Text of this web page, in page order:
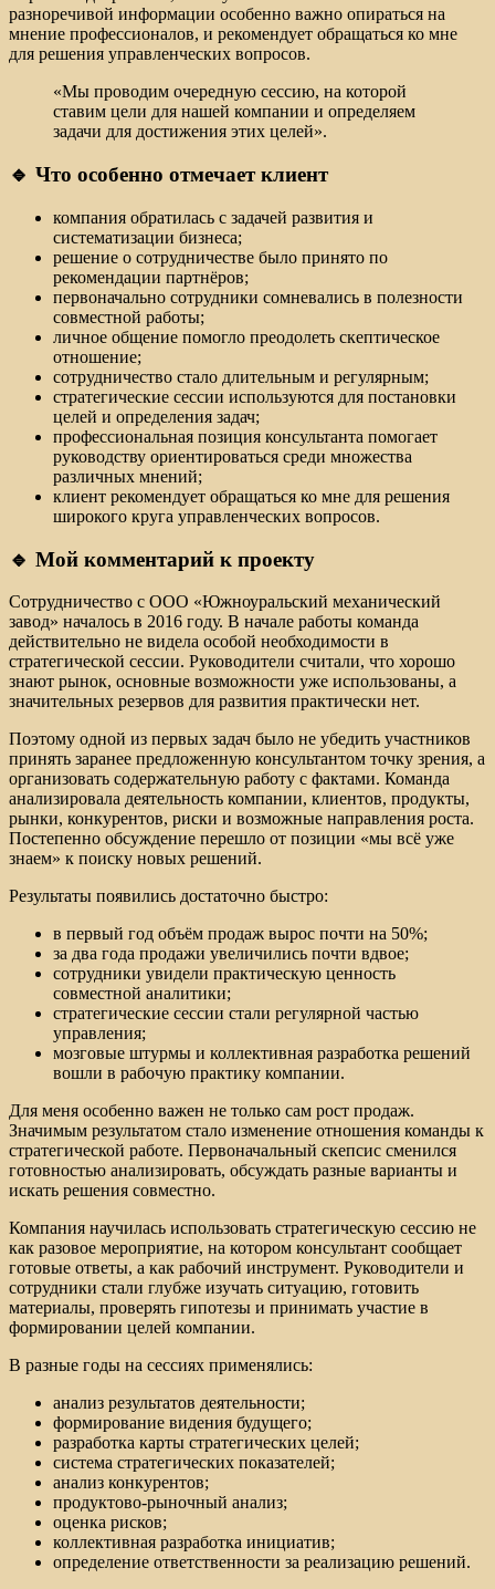
разноречивой информации особенно важно опираться на
мнение профессионалов, и рекомендует обращаться ко мне
для решения управленческих вопросов.
«Мы проводим очередную сессию, на которой
ставим цели для нашей компании и определяем
задачи для достижения этих целей».
🔹 Что особенно отмечает клиент
компания обратилась с задачей развития и
систематизации бизнеса;
решение о сотрудничестве было принято по
рекомендации партнёров;
первоначально сотрудники сомневались в полезности
совместной работы;
личное общение помогло преодолеть скептическое
отношение;
сотрудничество стало длительным и регулярным;
стратегические сессии используются для постановки
целей и определения задач;
профессиональная позиция консультанта помогает
руководству ориентироваться среди множества
различных мнений;
клиент рекомендует обращаться ко мне для решения
широкого круга управленческих вопросов.
🔹 Мой комментарий к проекту
Сотрудничество с ООО «Южноуральский механический
завод» началось в 2016 году. В начале работы команда
действительно не видела особой необходимости в
стратегической сессии. Руководители считали, что хорошо
знают рынок, основные возможности уже использованы, а
значительных резервов для развития практически нет.
Поэтому одной из первых задач было не убедить участников
принять заранее предложенную консультантом точку зрения, а
организовать содержательную работу с фактами. Команда
анализировала деятельность компании, клиентов, продукты,
рынки, конкурентов, риски и возможные направления роста.
Постепенно обсуждение перешло от позиции «мы всё уже
знаем» к поиску новых решений.
Результаты появились достаточно быстро:
в первый год объём продаж вырос почти на 50%;
за два года продажи увеличились почти вдвое;
сотрудники увидели практическую ценность
совместной аналитики;
стратегические сессии стали регулярной частью
управления;
мозговые штурмы и коллективная разработка решений
вошли в рабочую практику компании.
Для меня особенно важен не только сам рост продаж.
Значимым результатом стало изменение отношения команды к
стратегической работе. Первоначальный скепсис сменился
готовностью анализировать, обсуждать разные варианты и
искать решения совместно.
Компания научилась использовать стратегическую сессию не
как разовое мероприятие, на котором консультант сообщает
готовые ответы, а как рабочий инструмент. Руководители и
сотрудники стали глубже изучать ситуацию, готовить
материалы, проверять гипотезы и принимать участие в
формировании целей компании.
В разные годы на сессиях применялись:
анализ результатов деятельности;
формирование видения будущего;
разработка карты стратегических целей;
система стратегических показателей;
анализ конкурентов;
продуктово-рыночный анализ;
оценка рисков;
коллективная разработка инициатив;
определение ответственности за реализацию решений.